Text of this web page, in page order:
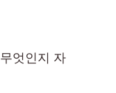
엇인지 자